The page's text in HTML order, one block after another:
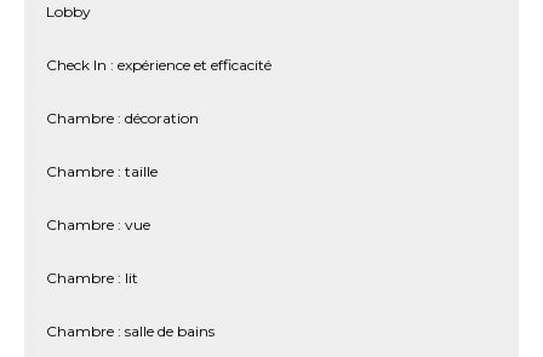
Lobby
Check In : expérience et efficacité
Chambre : décoration
Chambre : taille
Chambre : vue
Chambre : lit
Chambre : salle de bains